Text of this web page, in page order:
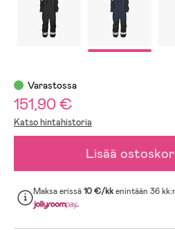
Varastossa
151,90 €
Katso hintahistoria
Lisää
Maksa erissä10 €/kkenintään 36
.